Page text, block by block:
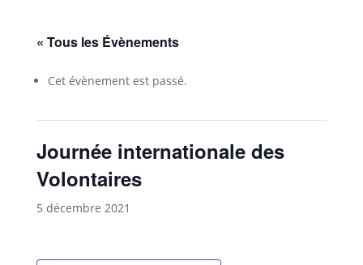
« Tous les Évènements
Cet évènement est passé.
Journée internationale des
Volontaires
5 décembre 2021